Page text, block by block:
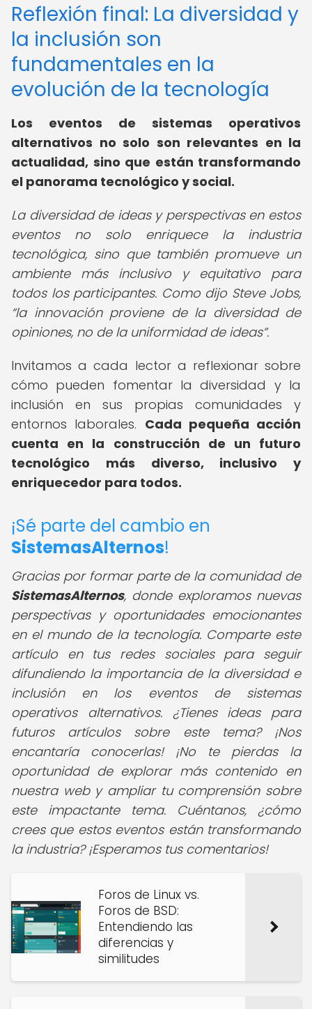
Reflexión final: La diversidad y
la inclusión son
fundamentales en la
evolución de la tecnología
Los eventos de sistemas operativos
alternativos no solo son relevantes en la
actualidad, sino que están transformando
el panorama tecnológico y social.
La diversidad de ideas y perspectivas en estos
eventos no solo enriquece la industria
tecnológica, sino que también promueve un
ambiente más inclusivo y equitativo para
todos los participantes. Como dijo Steve Jobs,
la innovación proviene de la diversidad de
opiniones, no de la uniformidad de ideas .
Invitamos a cada lector a reflexionar sobre
cómo pueden fomentar la diversidad y la
inclusión en sus propias comunidades y
entornos laborales. Cada pequeña acción
cuenta en la construcción de un futuro
tecnológico más diverso, inclusivo y
enriquecedor para todos.
¡Sé parte del cambio en
SistemasAlternos!
Gracias por formar parte de la comunidad de
SistemasAlternos, donde exploramos nuevas
perspectivas y oportunidades emocionantes
en el mundo de la tecnología. Comparte este
artículo en tus redes sociales para seguir
difundiendo la importancia de la diversidad e
inclusión en los eventos de sistemas
operativos alternativos. ¿Tienes ideas para
futuros artículos sobre este tema? ¡Nos
encantaría conocerlas! ¡No te pierdas la
oportunidad de explorar más contenido en
nuestra web y ampliar tu comprensión sobre
este impactante tema. Cuéntanos, ¿cómo
crees que estos eventos están transformando
la industria? ¡Esperamos tus comentarios!
Foros de Linux vs.
Foros de BSD:
Entendiendo las
diferencias y
similitudes